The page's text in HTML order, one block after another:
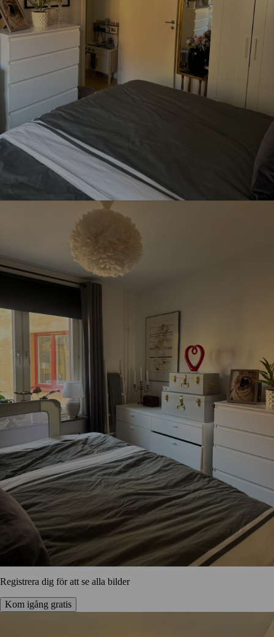
Registrera dig för att se alla bilder
Kom igång gratis